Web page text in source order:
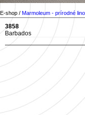
E-shop / Marmoleum - prírodné
3858
Barbados